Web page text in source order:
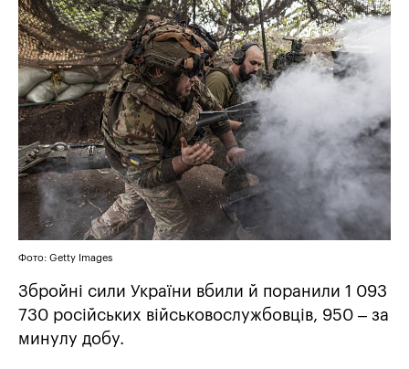
Фото: Getty Images
Збройні сили України вбили й поранили 1 093
730 російських військовослужбовців, 950 – за
минулу добу.